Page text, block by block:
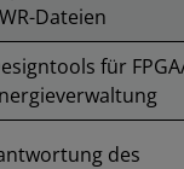
Dateien
für
des